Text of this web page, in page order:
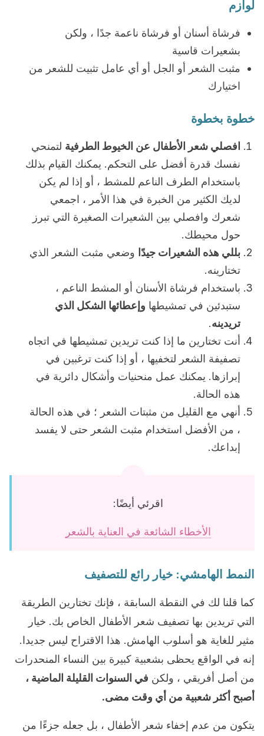
لوازم
فرشاة أسنان أو فرشاة ناعمة جدًا ، ولكن
بشعيرات قاسية
مثبت الشعر أو الجل أو أي عامل تثبيت للشعر من
اختيارك
خطوة بخطوة
افصلي شعر الأطفال عن الخيوط الطرفية لتمنحي
نفسك قدرة أفضل على التحكم. يمكنك القيام بذلك
باستخدام الطرف الناعم للمشط ، أو إذا لم يكن
لديك الكثير من الخبرة في هذا الأمر ، اجمعي
شعرك وافصلي بين الشعيرات الصغيرة التي تبرز
حول محيطك.
بللي هذه الشعيرات جيدًا وضعي مثبت الشعر الذي
تختارينه.
باستخدام فرشاة الأسنان أو المشط الناعم ،
ستبدئين في تمشيطها وإعطائها الشكل الذي
تريدينه.
أنت تختارين ما إذا كنت تريدين تمشيطها في اتجاه
تصفيفة الشعر لتخفيها ، أو إذا كنت ترغبين في
إبرازها. يمكنك عمل منحنيات وأشكال دائرية في
هذه الحالة.
أنهي مع القليل من مثبتات الشعر ؛ في هذه الحالة
، من الأفضل استخدام مثبت الشعر حتى لا يفسد
إبداعك.
اقرئي أيضًا:
الأخطاء الشائعة في العناية بالشعر
النمط الهامشي: خيار رائع للتصفيف
كما قلنا لك في النقطة السابقة ، فإنك تختارين الطريقة
التي تريدين بها تصفيف شعر الأطفال الخاص بك. خيار
مثير للغاية هو أسلوب الهامش. هذا الاقتراح ليس جديدا.
إنه في الواقع يحظى بشعبية كبيرة بين النساء المنحدرات
من أصل أفريقي ، ولكن في السنوات القليلة الماضية ،
أصبح أكثر شعبية من أي وقت مضى.
يتكون من عدم إخفاء شعر الأطفال ، بل جعله جزءًا من